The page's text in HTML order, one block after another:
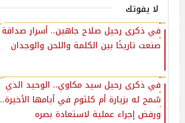
لا يفوتك
في ذكرى رحيل صلاح جاهين.. أسرار صداقة
صنعت تاريخًا بين الكلمة واللحن والوجدان
في ذكرى رحيل سيد مكاوي.. الوحيد الذي
سُمح له بزيارة أم كلثوم في أيامها الأخيرة..
ورفض إجراء عملية لاستعادة بصره